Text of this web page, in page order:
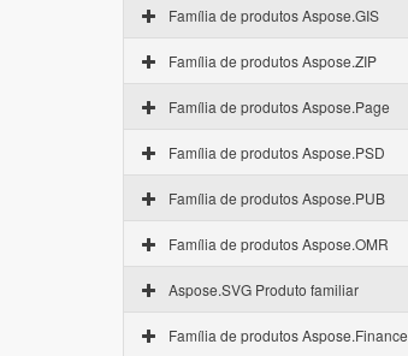
Família de produtos Aspose.GIS
Família de produtos Aspose.ZIP
Família de produtos Aspose.Page
Família de produtos Aspose.PSD
Família de produtos Aspose.PUB
Família de produtos Aspose.OMR
Aspose.SVG Produto familiar
Família de produtos Aspose.Finance